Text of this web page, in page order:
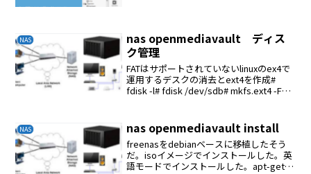
NAS
nas openmediavault ディス
ク管理
FATはサポートされていないlinuxのex4で
運用するデスクの消去とext4を作成#
fdisk -l# fdisk /dev/sdb# mkfs.ext4 -F
NAS nas openmediavault install
freenasをdebianベースに移植したそう
だ。isoイメージでインストールした。英
語モードでインストールした。apt-get